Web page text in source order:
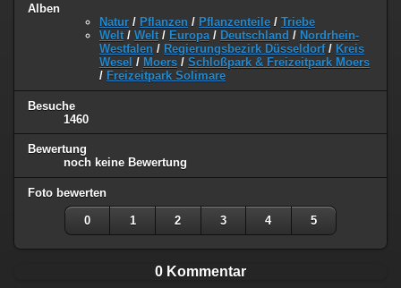
Alben
Natur / Pflanzen / Pflanzenteile / Triebe
Welt / Welt / Europa / Deutschland / Nordrhein-
Westfalen / Regierungsbezirk Düsseldorf/ Kreis
Wesel / Moers / Schloßpark & Freizeitpark Moers
/ Freizeitpark Solimare
Besuche
1460
Bewertung
noch keine Bewertung
Foto bewerten
0 1 2 3 4 5
0 Kommentar